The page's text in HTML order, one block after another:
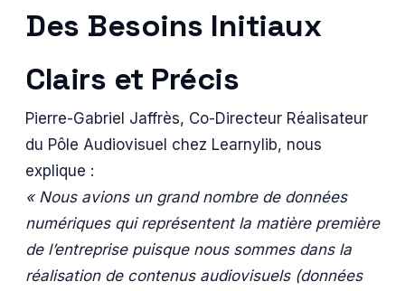
Des Besoins Initiaux
Clairs et Précis
Pierre-Gabriel Jaffrès, Co-Directeur Réalisateur
du Pôle Audiovisuel chez Learnylib, nous
explique :
« Nous avions un grand nombre de données
numériques qui représentent la matière première
de l’entreprise puisque nous sommes dans la
réalisation de contenus audiovisuels (données